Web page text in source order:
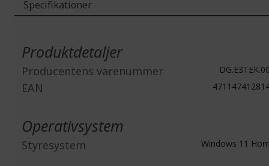
Specifikationer
Produktdetaljer
Producentens varenummer
EAN
Operativsystem
Styresystem Windows 11